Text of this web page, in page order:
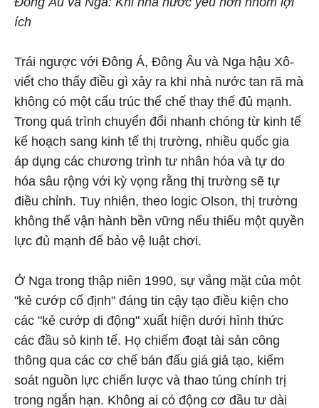
ích
Trái ngược với Đông Á, Đông Âu và Nga hậu Xô-
viết cho thấy điều gì xảy ra khi nhà nước tan rã mà
không có một cấu trúc thể chế thay thế đủ mạnh.
Trong quá trình chuyển đổi nhanh chóng từ kinh tế
kế hoạch sang kinh tế thị trường, nhiều quốc gia
áp dụng các chương trình tư nhân hóa và tự do
hóa sâu rộng với kỳ vọng rằng thị trường sẽ tự
điều chỉnh. Tuy nhiên, theo logic Olson, thị trường
không thể vận hành bền vững nếu thiếu một quyền
lực đủ mạnh để bảo vệ luật chơi.
Ở Nga trong thập niên 1990, sự vắng mặt của một
"kẻ cướp cố định" đáng tin cậy tạo điều kiện cho
các "kẻ cướp di động" xuất hiện dưới hình thức
các đầu sỏ kinh tế. Họ chiếm đoạt tài sản công
thông qua các cơ chế bán đấu giá giả tạo, kiểm
soát nguồn lực chiến lược và thao túng chính trị
trong ngắn hạn. Không ai có động cơ đầu tư dài